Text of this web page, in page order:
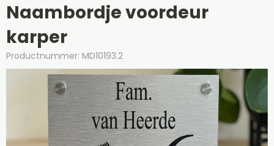
Naambordje voordeur
karper
Productnummer: MD10193.2